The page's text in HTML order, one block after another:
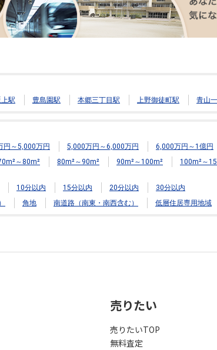
駅 豊島園駅 本郷三丁目駅 上野御徒町駅 青山
円～5,000万円 5,000万円～6,000万円 6,000万円～1億円
～80m² 80m²～90m² 90m²～100m² 100m²～
10分以内 15分以内 20分以内
30分以内
角地 南道路（南東・南西含む） 低層住居専用地域
売りたい
売りたいTOP
無料査定